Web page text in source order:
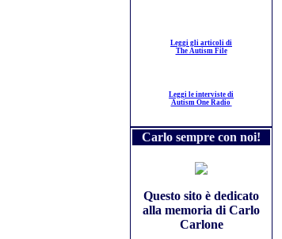
Leggi gli articoli di
The Autism File
Leggi le interviste di
Autism One Radio
Carlo sempre con noi!
Questo sito è dedicato
alla memoria di Carlo
Carlone